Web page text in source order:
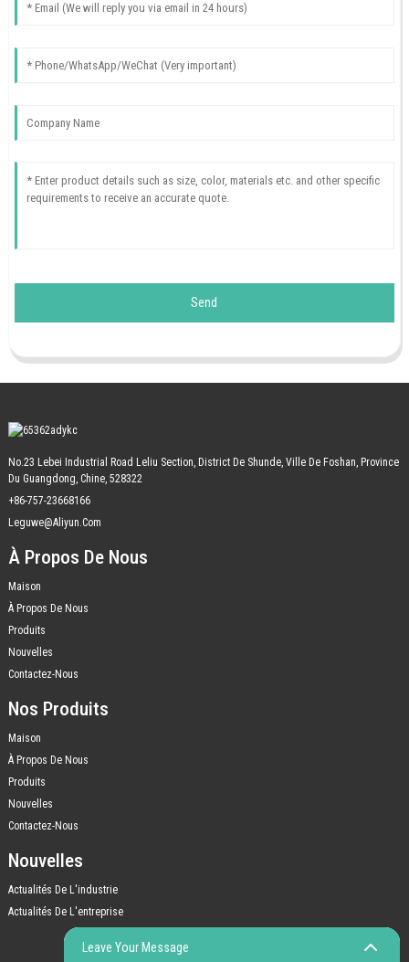
Send
No.23 Lebei Industrial Road Leliu Section, District De Shunde, Ville De Foshan, Province
Du Guangdong, Chine, 528322
+86-757-23668166
Leguwe@aliyun.com
À Propos De Nous
Maison
À Propos De Nous
Produits
Nouvelles
Contactez-Nous
Nos Produits
Maison
À Propos De Nous
Produits
Nouvelles
Contactez-Nous
Nouvelles
Actualités De L'industrie
Actualités De L'entreprise
Leave Your Message